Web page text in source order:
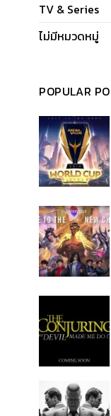
TV & Series
ไม่มีหมวดหมู่
POPULAR